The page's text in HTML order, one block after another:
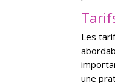
Les
une